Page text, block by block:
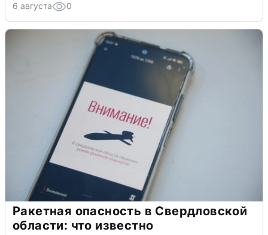
6 августа 0
Ракетная опасность в Свердловской
области: что известно